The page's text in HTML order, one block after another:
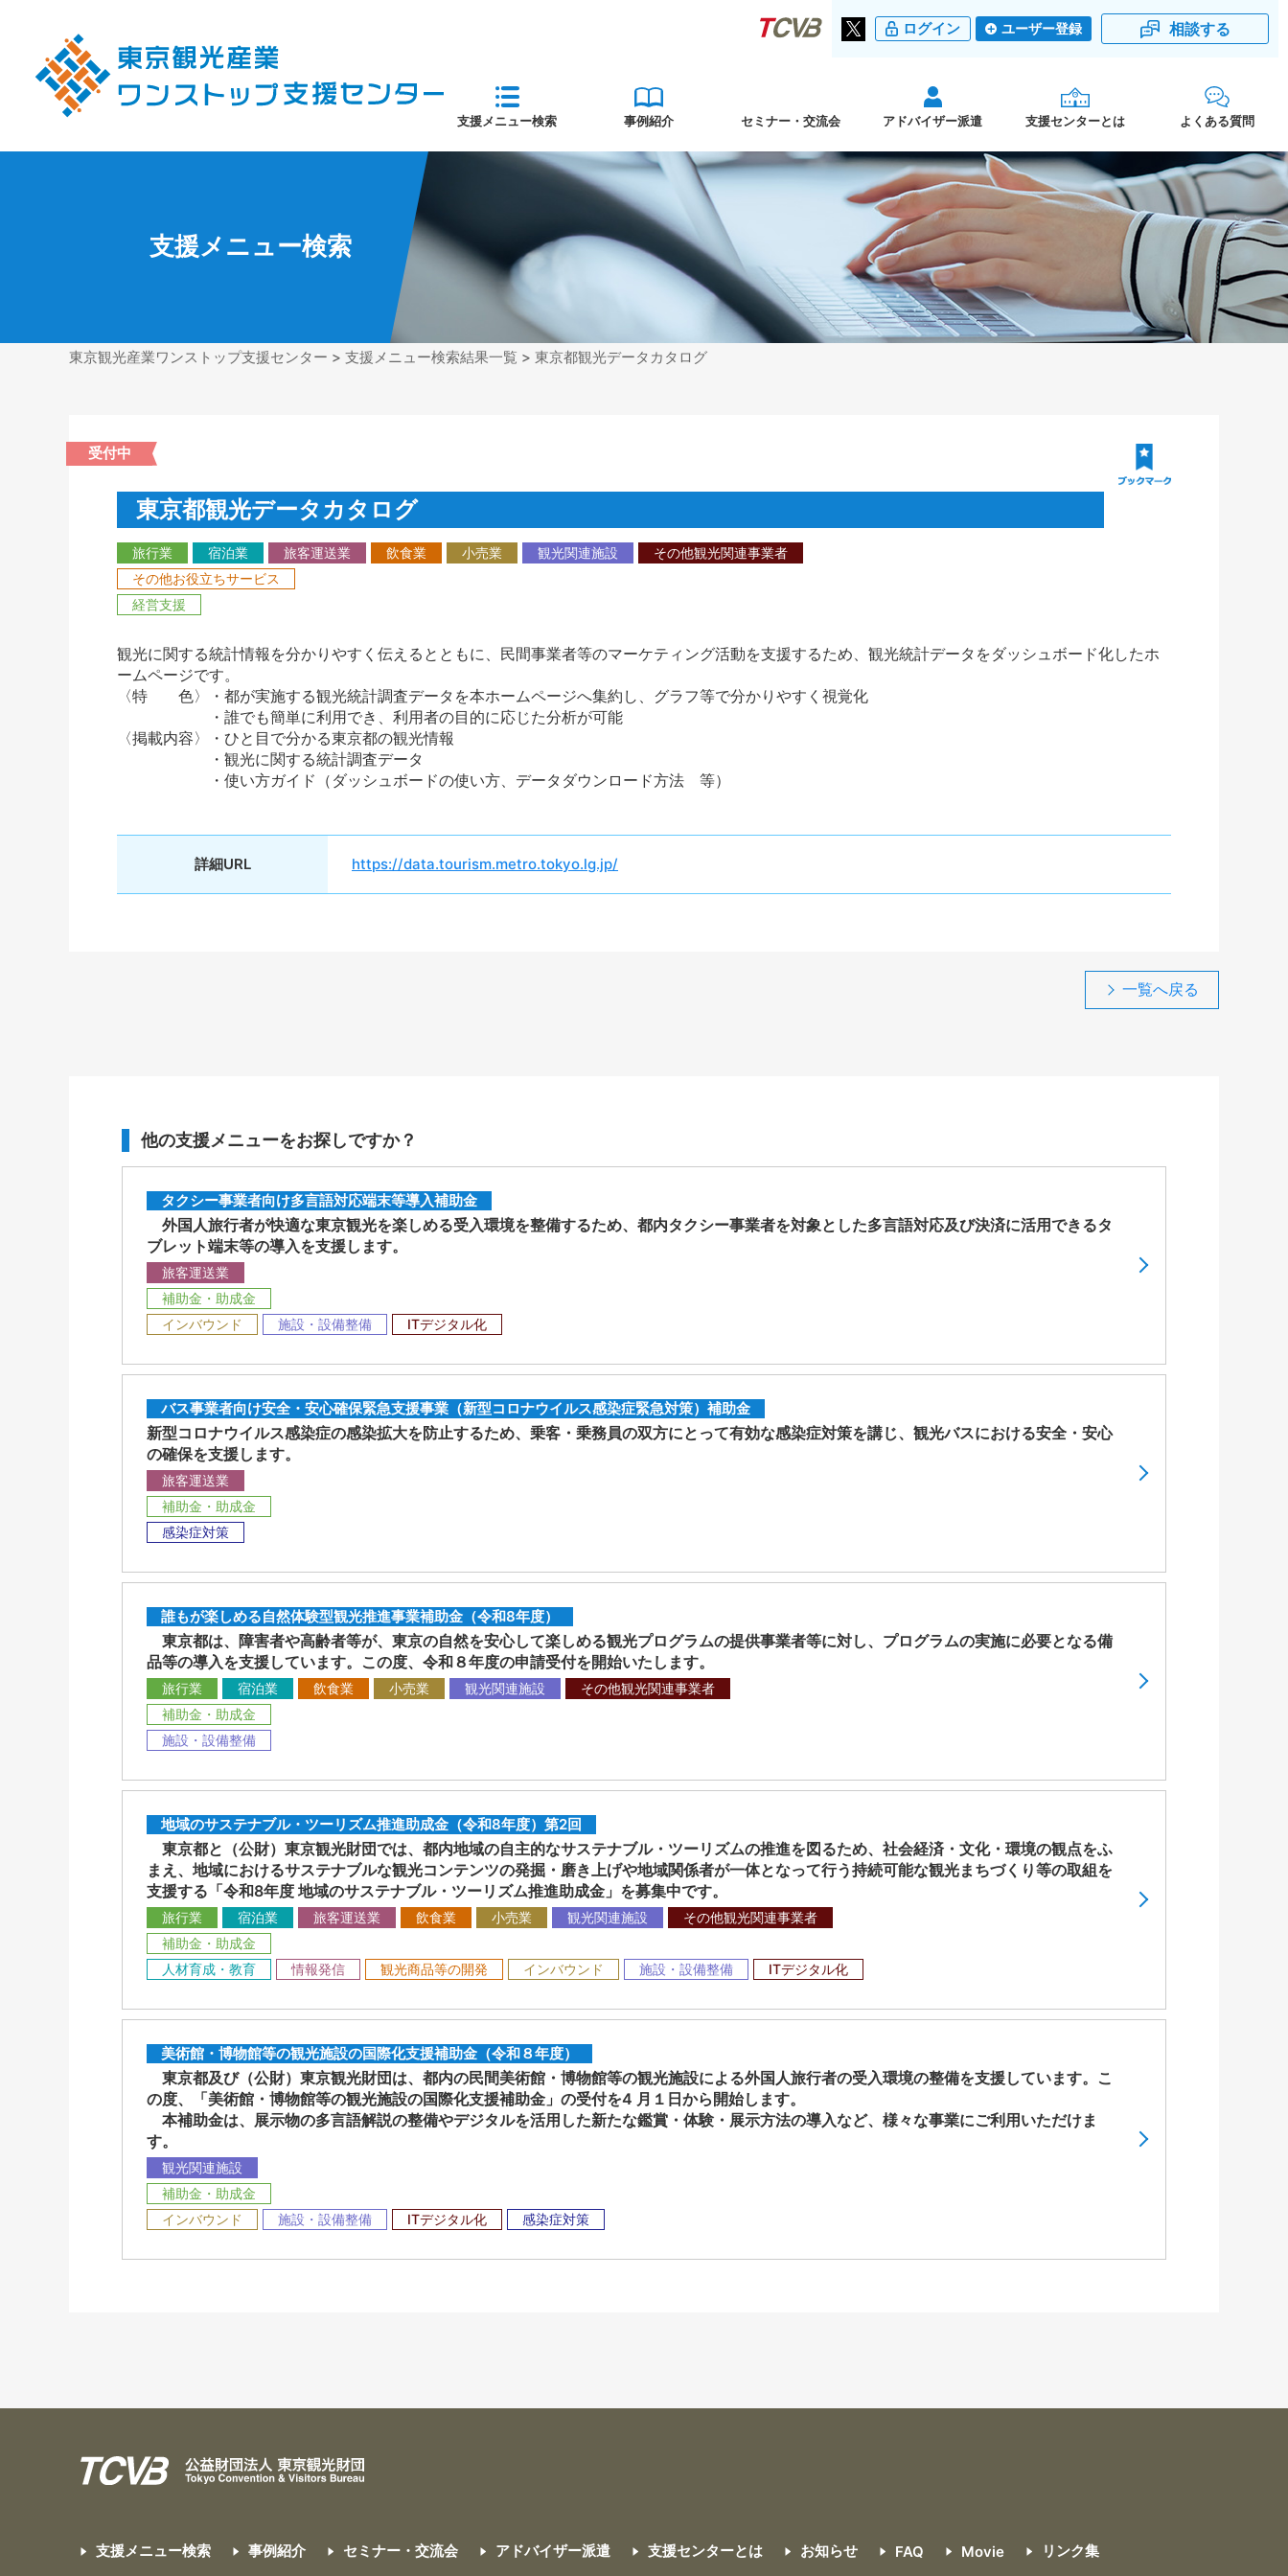
ログイン ユーザー登録 相談する
支援メニュー検索 事例紹介 セミナー・交流会 アドバイザー派遣 支援センターとは よくある質問
支援メニュー検索
東京観光産業ワンストップ支援センター > 支援メニュー検索結果一覧 > 東京都観光データカタログ
受付中
東京都観光データカタログ
旅行業 宿泊業 旅客運送業 飲食業 小売業 観光関連施設
その他観光関連事業者
その他お役立ちサービス
経営支援
観光に関する統計情報を分かりやすく伝えるとともに、民間事業者等のマーケティング活動を支援するため、観光統計データをダッシュボード化したホ
ームページです。
〈特 色〉・都が実施する観光統計調査データを本ホームページへ集約し、グラフ等で分かりやすく視覚化
・誰でも簡単に利用でき、利用者の目的に応じた分析が可能
〈掲載内容〉・ひと目で分かる東京都の観光情報
・観光に関する統計調査データ
・使い方ガイド（ダッシュボードの使い方、データダウンロード方法 等）
詳細URL https://data.tourism.metro.tokyo.lg.jp/
一覧へ戻る
他の支援メニューをお探しですか？
タクシー事業者向け多言語対応端末等導入補助金
外国人旅行者が快適な東京観光を楽しめる受入環境を整備するため、都内タクシー事業者を対象とした多言語対応及び決済に活用できるタ
ブレット端末等の導入を支援します。
旅客運送業
補助金・助成金
インバウンド
施設・設備整備 ITデジタル化
バス事業者向け安全・安心確保緊急支援事業（新型コロナウイルス感染症緊急対策）補助金
新型コロナウイルス感染症の感染拡大を防止するため、乗客・乗務員の双方にとって有効な感染症対策を講じ、観光バスにおける安全・安心
の確保を支援します。
旅客運送業
補助金・助成金
感染症対策
誰もが楽しめる自然体験型観光推進事業補助金（令和8年度）
東京都は、障害者や高齢者等が、東京の自然を安心して楽しめる観光プログラムの提供事業者等に対し、プログラムの実施に必要となる備
品等の導入を支援しています。この度、令和８年度の申請受付を開始いたします。
旅行業 宿泊業 飲食業 小売業 観光関連施設
その他観光関連事業者
補助金・助成金
施設・設備整備
地域のサステナブル・ツーリズム推進助成金（令和8年度）第2回
東京都と（公財）東京観光財団では、都内地域の自主的なサステナブル・ツーリズムの推進を図るため、社会経済・文化・環境の観点をふ
まえ、地域におけるサステナブルな観光コンテンツの発掘・磨き上げや地域関係者が一体となって行う持続可能な観光まちづくり等の取組を
支援する「令和8年度 地域のサステナブル・ツーリズム推進助成金」を募集中です。
旅行業 宿泊業 旅客運送業 飲食業 小売業 観光関連施設
その他観光関連事業者
補助金・助成金
人材育成・教育
情報発信 観光商品等の開発 インバウンド 施設・設備整備 ITデジタル化
美術館・博物館等の観光施設の国際化支援補助金（令和８年度）
東京都及び（公財）東京観光財団は、都内の民間美術館・博物館等の観光施設による外国人旅行者の受入環境の整備を支援しています。こ
の度、「美術館・博物館等の観光施設の国際化支援補助金」の受付を4 月１日から開始します。
本補助金は、展示物の多言語解説の整備やデジタルを活用した新たな鑑賞・体験・展示方法の導入など、様々な事業にご利用いただけま
す。
観光関連施設
補助金・助成金
インバウンド
施設・設備整備 ITデジタル化 感染症対策
支援メニュー検索 事例紹介 セミナー・交流会 アドバイザー派遣 支援センターとは お知らせ FAQ Movie リンク集